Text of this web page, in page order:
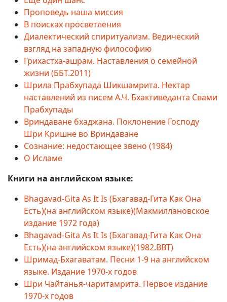
Проповедь наша миссия
В поисках просветления
Диалектический спиритуализм. Ведический
взгляд на западную философию
Грихастха-ашрам. Наставления о семейной
жизни (ББТ.2011)
Шрила Прабхупада Шикшамрита. Нектар
наставлений из писем А.Ч. Бхактиведанта Свами
Прабхупады
Вриндаване бхаджана. Поклонение Господу
Шри Кришне во Вриндаване
Сознание: недостающее звено (1984)
О Исламе
Книги на английском языке:
Bhagavad-Gita As It Is (Бхагавад-Гита Как Она
Есть)(на английском языке)(Макмиллановское
издание 1972 года)
Bhagavad-Gita As It Is (Бхагавад-Гита Как Она
Есть)(на английском языке)(1982.BBT)
Шримад-Бхагаватам. Песни 1-9 на английском
языке. Издание 1970-х годов
Шри Чайтанья-чаритамрита. Первое издание
1970-х годов